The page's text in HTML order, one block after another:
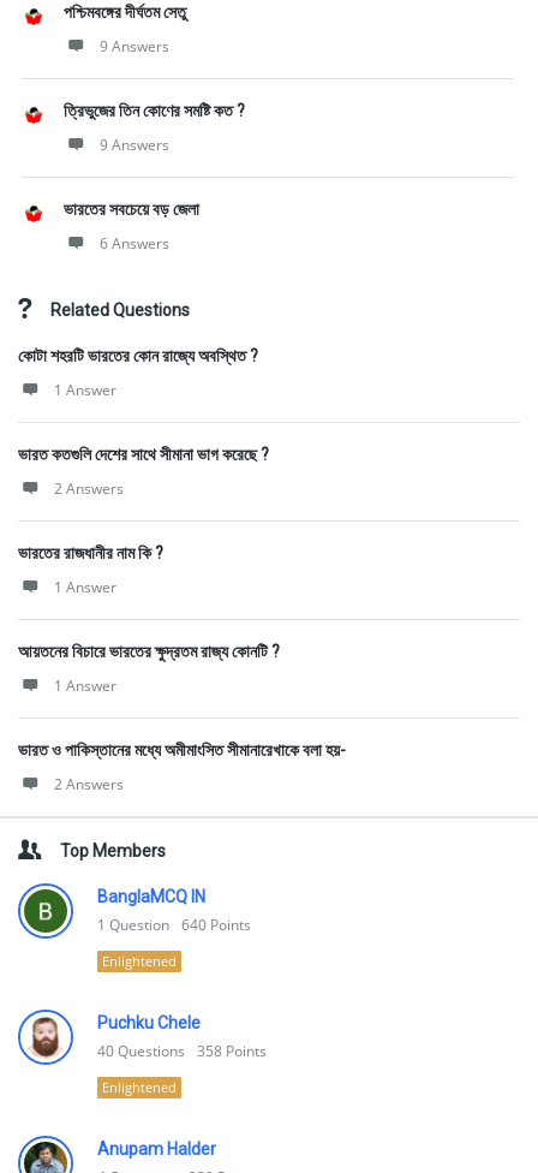
পশ্চিমবঙ্গের দীর্ঘতম সেতু
9 Answers
ত্রিভুজের তিন কোণের সমষ্টি কত ?
9 Answers
ভারতের সবচেয়ে বড় জেলা
6 Answers
Related Questions
কোটা শহরটি ভারতের কোন রাজ্যে অবস্থিত ?
1 Answer
ভারত কতগুলি দেশের সাথে সীমানা ভাগ করেছে ?
2 Answers
ভারতের রাজধানীর নাম কি ?
1 Answer
আয়তনের বিচারে ভারতের ক্ষুদ্রতম রাজ্য কোনটি ?
1 Answer
ভারত ও পাকিস্তানের মধ্যে অমীমাংসিত সীমানারেখাকে বলা হয়-
2 Answers
Top Members
BanglaMCQ IN
1 Question 640 Points
Enlightened
Puchku Chele
40Questions 358 Points
Enlightened
Anupam Halder